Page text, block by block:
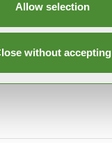
Allow selection
without accepting